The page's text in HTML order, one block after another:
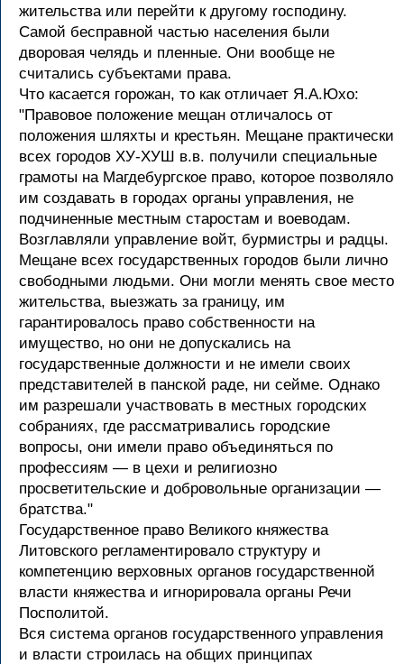
жительства или перейти к другому rocподину.
Самой бесправной частью населения были
дворовая челядь и пленные. Они вообще не
считались субъектами права.
Что касается горожан, то как отличает Я.А.Юхо:
"Правовое положение мещан отличалось от
положения шляхты и крестьян. Мещане практически
всех городов ХУ-ХУШ в.в. получили специальные
грамоты на Магдебургское право, которое позволяло
им создавать в городах органы управления, не
подчиненные местным старостам и воеводам.
Возглавляли управление войт, бурмистры и радцы.
Мещане всех государственных городов были лично
свободными людьми. Они могли менять свое место
жительства, выезжать за границу, им
гарантировалось право собственности на
имущество, но они не допускались на
государственные должности и не имели своих
представителей в панской раде, ни сейме. Однако
им разрешали участвовать в местных городских
собраниях, где рассматривались городские
вопросы, они имели право объединяться по
профессиям — в цехи и религиозно
просветительские и добровольные организации —
братства."
Государственное право Великого княжества
Литовского регламентировало структуру и
компетенцию верховных органов государственной
власти княжества и игнорировала органы Речи
Посполитой.
Вся система органов государственного управления
и власти строилась на общих принципах